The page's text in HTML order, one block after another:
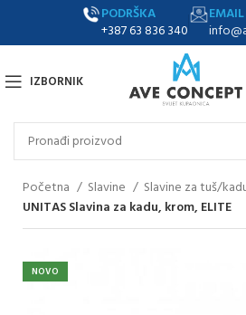
PODRŠKA
+387 63 836 340
EMAIL
IZBORNIK
Početna Slavine
Slavine za tuš/
UNITAS Slavina za kadu, krom, ELITE
NOVO